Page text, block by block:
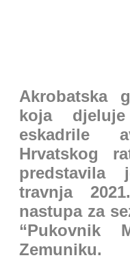
Akrobatska
koja
eskadrile
Hrvatskog
travnja
nastupa za
“Pukovnik
Zemuniku.